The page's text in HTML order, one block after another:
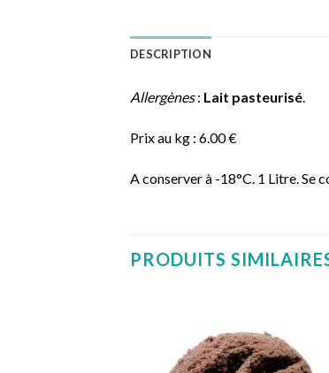
DESCRIPTION
Allergènes: Lait pasteurisé.
Prix au kg : 6.00 €
A conserver à -18°C. 1 Litre. Se
PRODUITS